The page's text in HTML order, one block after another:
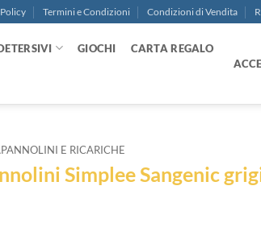
Termini e Condizioni Condizioni di Vendita
GIOCHI CARTA REGALO
E RICARICHE
Simplee Sangenic